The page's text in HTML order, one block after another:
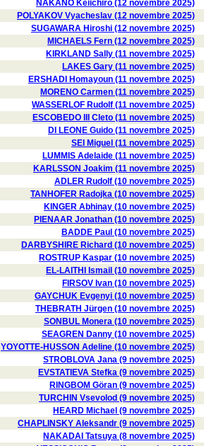
NAKANO Keiichiro (12 novembre 2025)
POLYAKOV Vyacheslav (12 novembre 2025)
SUGAWARA Hiroshi (12 novembre 2025)
MICHAELS Fern (12 novembre 2025)
KIRKLAND Sally (11 novembre 2025)
LAKES Gary (11 novembre 2025)
ERSHADI Homayoun (11 novembre 2025)
MORENO Carmen (11 novembre 2025)
WASSERLOF Rudolf (11 novembre 2025)
ESCOBEDO III Cleto (11 novembre 2025)
DI LEONE Guido (11 novembre 2025)
SEI Miguel (11 novembre 2025)
LUMMIS Adelaide (11 novembre 2025)
KARLSSON Joakim (11 novembre 2025)
ADLER Rudolf (10 novembre 2025)
TANHOFER Radojka (10 novembre 2025)
KINGER Abhinay (10 novembre 2025)
PIENAAR Jonathan (10 novembre 2025)
BADDE Paul (10 novembre 2025)
DARBYSHIRE Richard (10 novembre 2025)
ROSTRUP Kaspar (10 novembre 2025)
EL-LAITHI Ismail (10 novembre 2025)
FIRSOV Ivan (10 novembre 2025)
GAYCHUK Evgenyi (10 novembre 2025)
THEBRATH Jürgen (10 novembre 2025)
SONBUL Monera (10 novembre 2025)
SEAGREN Danny (10 novembre 2025)
YOYOTTE-HUSSON Adeline (10 novembre 2025)
STROBLOVA Jana (9 novembre 2025)
EVSTATIEVA Stefka (9 novembre 2025)
RINGBOM Göran (9 novembre 2025)
TURCHIN Vsevolod (9 novembre 2025)
HEARD Michael (9 novembre 2025)
CHAPLINSKY Aleksandr (9 novembre 2025)
NAKADAI Tatsuya (8 novembre 2025)